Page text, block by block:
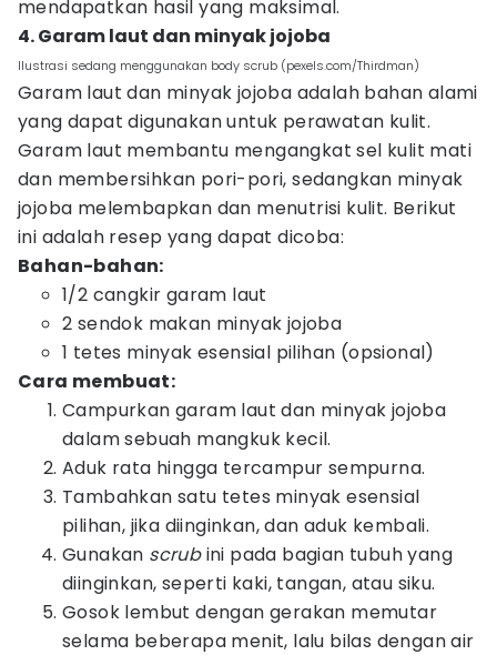
mendapatkan hasil yang maksimal.
4. Garam laut dan minyak jojoba
Ilustrasi sedang menggunakan body scrub (pexels.com/Thirdman)
Garam laut dan minyak jojoba adalah bahan alami
yang dapat digunakan untuk perawatan kulit.
Garam laut membantu mengangkat sel kulit mati
dan membersihkan pori-pori, sedangkan minyak
jojoba melembapkan dan menutrisi kulit. Berikut
ini adalah resep yang dapat dicoba:
Bahan-bahan:
1/2 cangkir garam laut
2 sendok makan minyak jojoba
1 tetes minyak esensial pilihan (opsional)
Cara membuat:
Campurkan garam laut dan minyak jojoba
dalam sebuah mangkuk kecil.
Aduk rata hingga tercampur sempurna.
Tambahkan satu tetes minyak esensial
pilihan, jika diinginkan, dan aduk kembali.
Gunakan scrubini pada bagian tubuh yang
diinginkan, seperti kaki, tangan, atau siku.
Gosok lembut dengan gerakan memutar
selama beberapa menit, lalu bilas dengan air